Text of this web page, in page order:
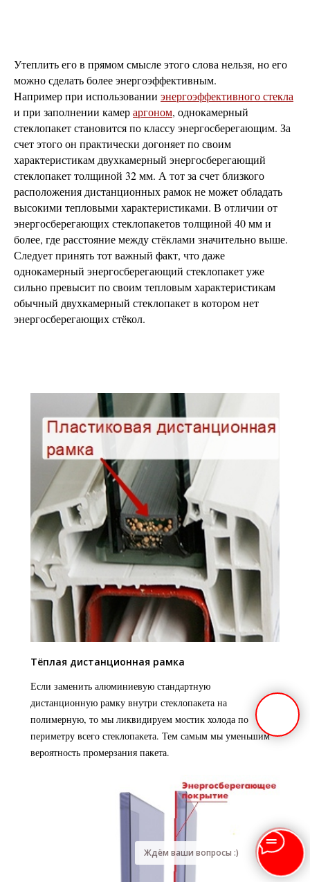
Утеплить его в прямом смысле этого слова нельзя, но его
можно сделать более энергоэффективным.
Например при использовании энергоэффективного стекла
и при заполнении камераргоном, однокамерный
стеклопакет становится по классу энергосберегающим. За
счет этого он практически догоняет по своим
характеристикам двухкамерный энергосберегающий
стеклопакет толщиной 32 мм. А тот за счет близкого
расположения дистанционных рамок не может обладать
высокими тепловыми характеристиками. В отличии от
энергосберегающих стеклопакетов толщиной 40 мм и
более, где расстояние между стёклами значительно выше.
Следует принять тот важный факт, что даже
однокамерный энергосберегающий стеклопакет уже
сильно превысит по своим тепловым характеристикам
обычный двухкамерный стеклопакет в котором нет
энергосберегающих стёкол.
Тёплая дистанционная рамка
Если заменить алюминиевую стандартную
дистанционную рамку внутри стеклопакета на
полимерную, то мы ликвидируем мостик холода по
периметру всего стеклопакета. Тем самым мы уменьшим
вероятность промерзания пакета.
Ждём ваши вопросы :)